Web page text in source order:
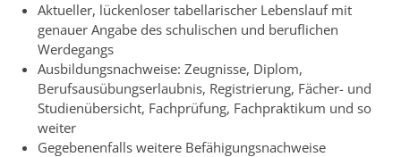
Aktueller, lückenloser tabellarischer Lebenslauf mit
genauer Angabe des schulischen und beruflichen
Werdegangs
Ausbildungsnachweise: Zeugnisse, Diplom,
Berufsausübungserlaubnis, Registrierung, Fächer- und
Studienübersicht, Fachprüfung, Fachpraktikum und so
weiter
Gegebenenfalls weitere Befähigungsnachweise